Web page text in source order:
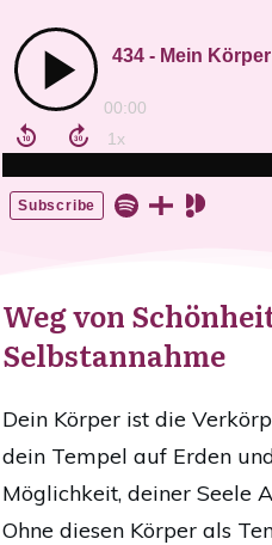
Weg von
Selbstannahme
Dein Körper ist die
dein Tempel auf Erden
Möglichkeit, deiner Seele
Ohne diesen Körper als